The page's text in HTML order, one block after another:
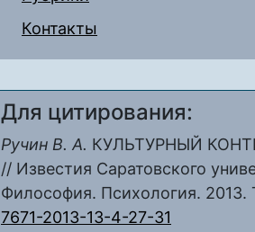
Контакты
Для цитирования:
Ручин В. А. КУЛЬТУРНЫЙ
// Известия Саратовского
Философия. Психология. 2013.
7671-2013-13-4-27-31